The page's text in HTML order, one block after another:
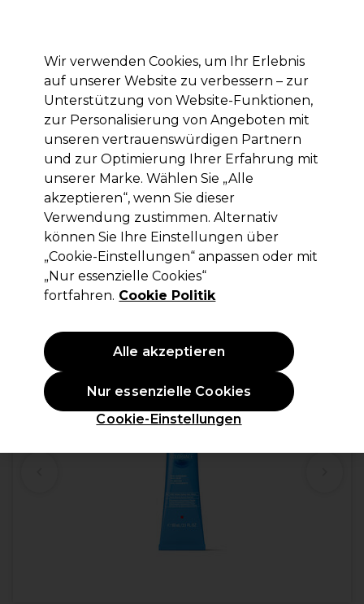
Anmelden
Marken Deals Haare Elektrogeräte Saloneinrichtung
Lieferung und Lieferzeiten
– mehr erfahren
Goldwell
Goldwell Colorance 9GB 60ml
(0)
12,00 €ohne MwSt.(PROFI-PREIS)
14,28 €inkl. MwSt.)| 20.00 € pro 100ml
Wir verwenden Cookies, um Ihr Erlebnis
auf unserer Website zu verbessern – zur
Unterstützung von Website-Funktionen,
zur Personalisierung von Angeboten mit
unseren vertrauenswürdigen Partnern
und zur Optimierung Ihrer Erfahrung mit
unserer Marke. Wählen Sie „Alle
akzeptieren“, wenn Sie dieser
Verwendung zustimmen. Alternativ
können Sie Ihre Einstellungen über
„Cookie-Einstellungen“ anpassen oder mit
„Nur essenzielle Cookies“
fortfahren. Cookie Politik
Cookie-Einstellungen
Nur essenzielle Cookies
Alle akzeptieren